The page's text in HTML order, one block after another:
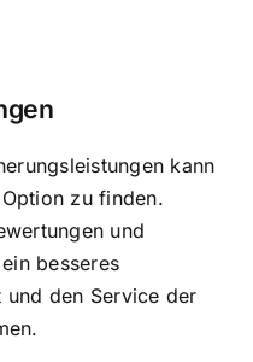
kann
zu finden.
und
besseres
und den Service der